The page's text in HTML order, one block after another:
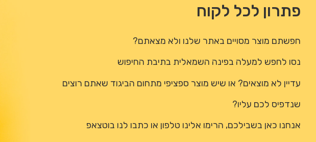
פתרון לכל לקוח
חפשתם מוצר מסויים באתר שלנו ולא מצאתם?
נסו לחפש למעלה בפינה השמאלית בתיבת החיפוש
עדיין לא מוצאים? או שיש מוצר ספציפי מתחום הביגוד שאתם רוצים
שנדפיס לכם עליו?
אנחנו כאן בשבילכם, הרימו אלינו טלפון או כתבו לנו בוטצאפ